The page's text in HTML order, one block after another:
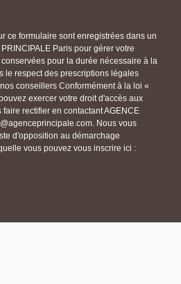
ce formulaire sont enregistrées dans un
Paris pour gérer votre
pour la durée nécessaire à la
le respect des prescriptions légales
conseillers Conformément à la loi «
exercer votre droit d'accès aux
rectifier en contactant AGENCE
Nous vous
d'opposition au démarchage
vous pouvez vous inscrire ici :